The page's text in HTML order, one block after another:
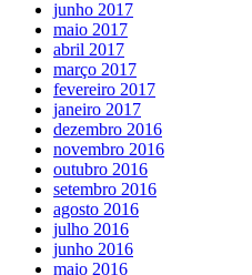
junho 2017
maio 2017
abril 2017
março 2017
fevereiro 2017
janeiro 2017
dezembro 2016
novembro 2016
outubro 2016
setembro 2016
agosto 2016
julho 2016
junho 2016
maio 2016